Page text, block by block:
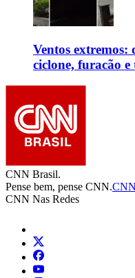
Ventos extremos:
ciclone, furacão e
CNN Brasil.
Pense bem, pense CNN.
CNN Nas Redes